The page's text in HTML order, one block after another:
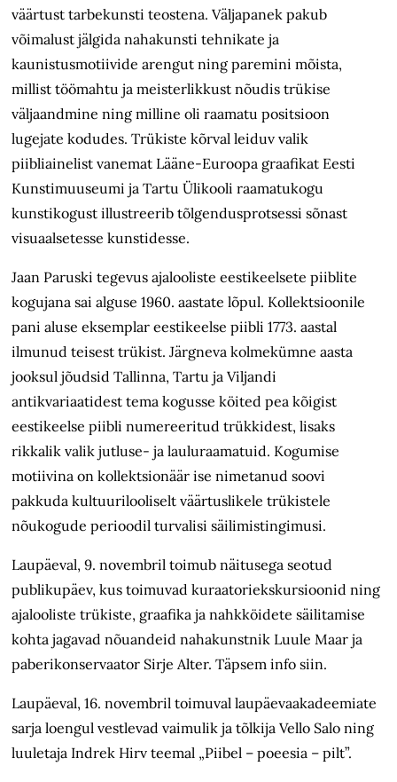
väärtust tarbekunsti teostena. Väljapanek pakub
võimalust jälgida nahakunsti tehnikate ja
kaunistusmotiivide arengut ning paremini mõista,
millist töömahtu ja meisterlikkust nõudis trükise
väljaandmine ning milline oli raamatu positsioon
lugejate kodudes. Trükiste kõrval leiduv valik
piibliainelist vanemat Lääne-Euroopa graafikat Eesti
Kunstimuuseumi ja Tartu Ülikooli raamatukogu
kunstikogust illustreerib tõlgendusprotsessi sõnast
visuaalsetesse kunstidesse.
Jaan Paruski tegevus ajalooliste eestikeelsete piiblite
kogujana sai alguse 1960. aastate lõpul. Kollektsioonile
pani aluse eksemplar eestikeelse piibli 1773. aastal
ilmunud teisest trükist. Järgneva kolmekümne aasta
jooksul jõudsid Tallinna, Tartu ja Viljandi
antikvariaatidest tema kogusse köited pea kõigist
eestikeelse piibli numereeritud trükkidest, lisaks
rikkalik valik jutluse- ja lauluraamatuid. Kogumise
motiivina on kollektsionäär ise nimetanud soovi
pakkuda kultuurilooliselt väärtuslikele trükistele
nõukogude perioodil turvalisi säilimistingimusi.
Laupäeval, 9. novembril toimub näitusega seotud
publikupäev, kus toimuvad kuraatoriekskursioonid ning
ajalooliste trükiste, graafika ja nahkköidete säilitamise
kohta jagavad nõuandeid nahakunstnik Luule Maar ja
paberikonservaator Sirje Alter. Täpsem info siin.
Laupäeval, 16. novembril toimuval laupäevaakadeemiate
sarja loengul vestlevad vaimulik ja tõlkija Vello Salo ning
luuletaja Indrek Hirv teemal „Piibel – poeesia – pilt”.